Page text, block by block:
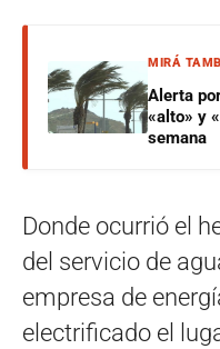
MIRÁ
Alerta
«alto» y
semana
Donde ocurrió el
del servicio de
empresa de
electrificado el